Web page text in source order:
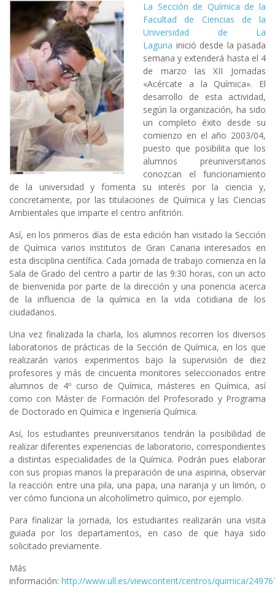
La Sección de Química de la
Facultad de Ciencias de la
Universidad de La
Laguna inició desde la pasada
semana y extenderá hasta el 4
de marzo lasXII Jornadas
«Acércate a la Química». El
desarrollo de esta actividad,
según la organización, ha sido
un completo éxito desde su
comienzo en el año 2003/04,
puesto que posibilita que los
alumnos preuniversitarios
conozcan el funcionamiento
de la universidad y fomenta su interés por la ciencia y,
concretamente, por las titulaciones de Química y las Ciencias
Ambientales que imparte el centro anfitrión.
Así, en los primeros días de esta edición han visitado la Sección
de Química varios institutos de Gran Canaria interesados en
esta disciplina científica. Cada jornada de trabajo comienza en la
Sala de Grado del centro a partir de las 9:30 horas, con un acto
de bienvenida por parte de la dirección y una ponencia acerca
de la influencia de la química en la vida cotidiana de los
ciudadanos.
Una vez finalizada la charla, los alumnos recorren los diversos
laboratorios de prácticas de la Sección de Química, en los que
realizarán varios experimentos bajo la supervisión de diez
profesores y más de cincuenta monitores seleccionados entre
alumnos de 4º curso de Química, másteres en Química, así
como con Máster de Formación del Profesorado y Programa
de Doctorado en Química e Ingeniería Química.
Así, los estudiantes preuniversitarios tendrán la posibilidad de
realizar diferentes experiencias de laboratorio, correspondientes
a distintas especialidades de la Química. Podrán pues elaborar
con sus propias manos la preparación de una aspirina, observar
la reacción entre una pila, una papa, una naranja y un limón, o
ver cómo funciona un alcoholímetro químico, por ejemplo.
Para finalizar la jornada, los estudiantes realizarán una visita
guiada por los departamentos, en caso de que haya sido
solicitado previamente.
Más
información: http://www.ull.es/viewcontent/centros/quimica/